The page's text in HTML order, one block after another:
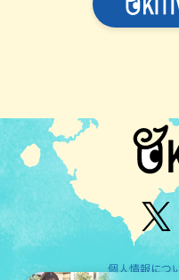
個人情報につ